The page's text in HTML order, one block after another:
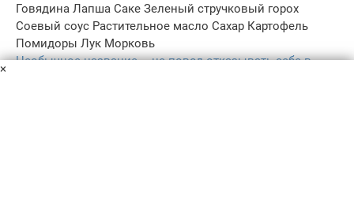
Говядина Лапша Саке Зеленый стручковый горох
Соевый соус Растительное масло Сахар Картофель
Помидоры Лук Морковь
Необычное название – не повод отказывать себе в
×